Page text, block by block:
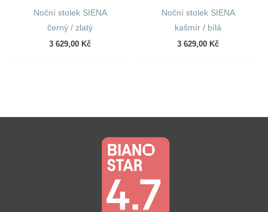
Noční stolek SIENA
černý / zlatý
3 629,00 Kč
Noční stolek SIENA
kašmír / bílá
3 629,00 Kč